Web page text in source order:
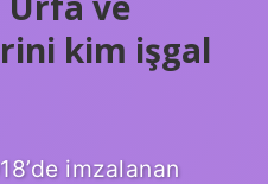
kim işgal
imzalanan